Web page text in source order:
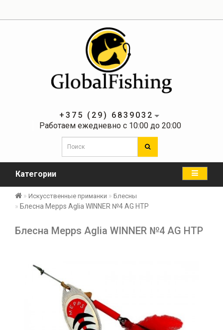
+375 (29) 6839032
Работаем ежедневно с 10:00 до 20:00
Категории
Искусственные приманки Блесны
Блесна Mepps Aglia WINNER №4 AG HTP
Блесна Mepps Aglia WINNER №4 AG HTP